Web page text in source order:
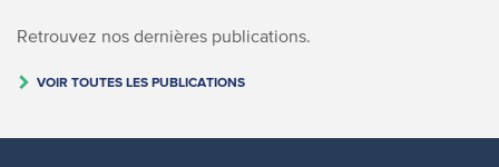
Retrouvez nos dernières publications.
VOIR TOUTES LES PUBLICATIONS